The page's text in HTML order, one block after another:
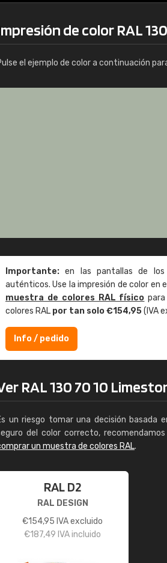
de color RAL
el ejemplo de color a continuación
Importante: en las pantallas de los
auténticos. Use la impresión de color en
muestra de colores RAL físico
colores RAL por tan solo €154,95(IVA
Info / pedido
RAL 130 70 10
un riesgo tomar una decisión basada
del color correcto,
un muestra de colores RAL.
RAL D2
RAL DESIGN
€154,95 IVA excluido
€187,49 IVA incluido